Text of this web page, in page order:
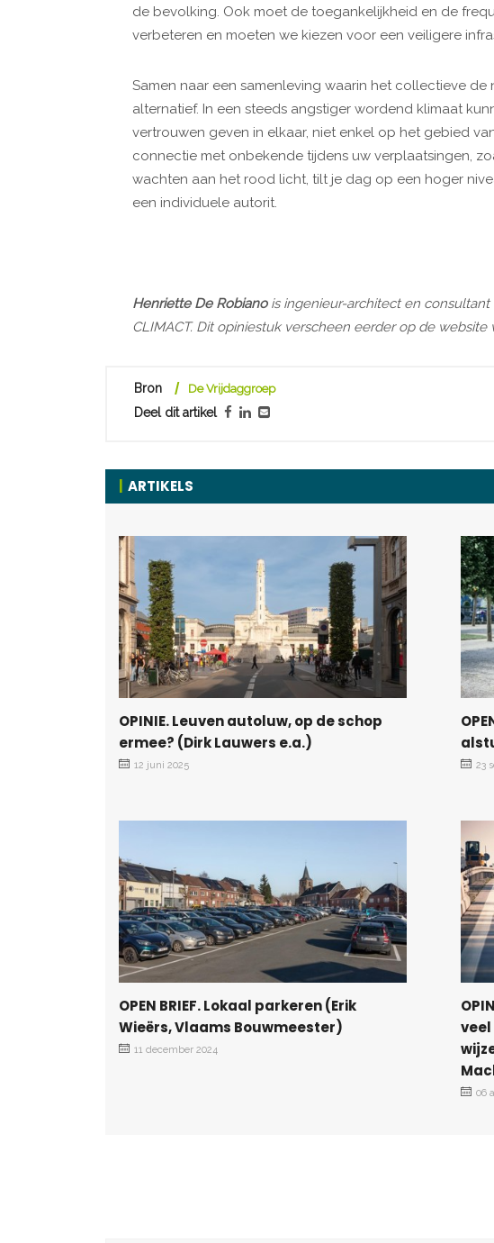
de bevolking. Ook moet de toegankelijkheid en de
verbeteren en moeten we kiezen voor een veiligere
Samen naar een samenleving waarin het collectieve
alternatief. In een steeds angstiger wordend klimaat
vertrouwen geven in elkaar, niet enkel op het gebied
connectie met onbekende tijdens uw verplaatsingen,
wachten aan het rood licht, tilt je dag op een hoger
een individuele autorit.
Henriette De Robianois ingenieur-architect en
CLIMACT. Dit opiniestuk verscheen eerder op de website
Bron De Vrijdaggroep
Deel dit artikel
ARTIKELS
OPINIE. Leuven autoluw, op de schop
ermee? (Dirk Lauwers e.a.)
12 juni 2025
OPEN BRIEF. Lokaal parkeren (Erik
Wieërs, Vlaams Bouwmeester)
11 december 2024
23
06